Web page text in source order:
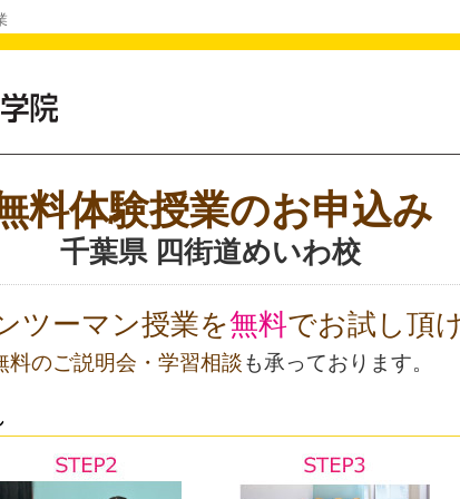
料体験授業のお申込み
千葉県 四街道めいわ校
ツーマン授業を無料でお試し頂
料のご説明会・学習相談も承っております。